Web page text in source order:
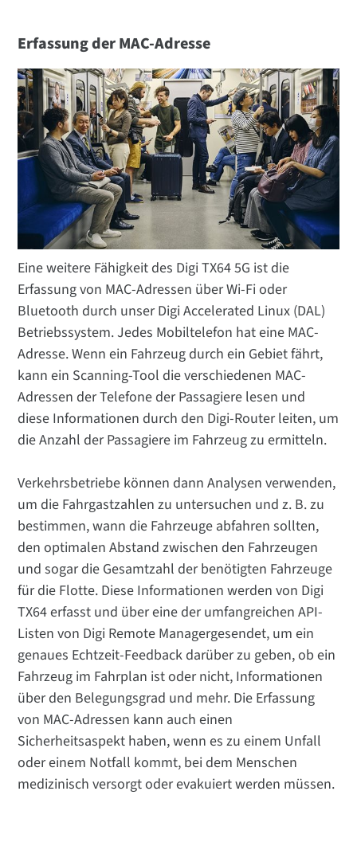
Erfassung der MAC-Adresse
Eine weitere Fähigkeit des Digi TX64 5G ist die
Erfassung von MAC-Adressen über Wi-Fi oder
Bluetooth durch unser Digi Accelerated Linux (DAL)
Betriebssystem. Jedes Mobiltelefon hat eine MAC-
Adresse. Wenn ein Fahrzeug durch ein Gebiet fährt,
kann ein Scanning-Tool die verschiedenen MAC-
Adressen der Telefone der Passagiere lesen und
diese Informationen durch den Digi-Router leiten, um
die Anzahl der Passagiere im Fahrzeug zu ermitteln.
Verkehrsbetriebe können dann Analysen verwenden,
um die Fahrgastzahlen zu untersuchen und z. B. zu
bestimmen, wann die Fahrzeuge abfahren sollten,
den optimalen Abstand zwischen den Fahrzeugen
und sogar die Gesamtzahl der benötigten Fahrzeuge
für die Flotte. Diese Informationen werden von Digi
TX64 erfasst und über eine der umfangreichen API-
Listen von Digi Remote Managergesendet, um ein
genaues Echtzeit-Feedback darüber zu geben, ob ein
Fahrzeug im Fahrplan ist oder nicht, Informationen
über den Belegungsgrad und mehr. Die Erfassung
von MAC-Adressen kann auch einen
Sicherheitsaspekt haben, wenn es zu einem Unfall
oder einem Notfall kommt, bei dem Menschen
medizinisch versorgt oder evakuiert werden müssen.